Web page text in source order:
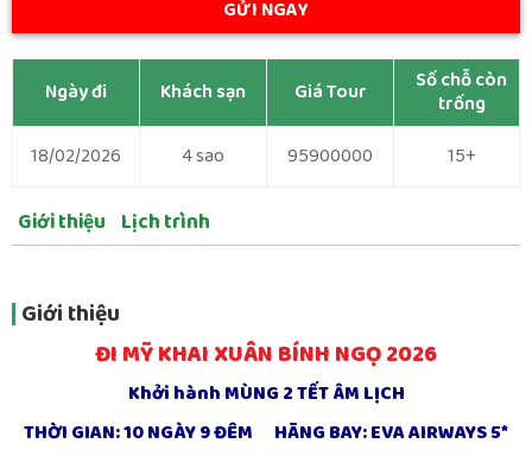
Ngày đi Khách sạn Giá Tour
Số chỗ còn
trống
18/02/2026
4 sao 95900000 15+
Giới thiệu Lịch trình
Giới thiệu
ĐI MỸ KHAI XUÂN BÍNH NGỌ 2026
Khởi hành MÙNG 2 TẾT ÂM LỊCH
THỜI GIAN: 10 NGÀY 9 ĐÊM HÃNG BAY: EVA AIRWAYS 5*